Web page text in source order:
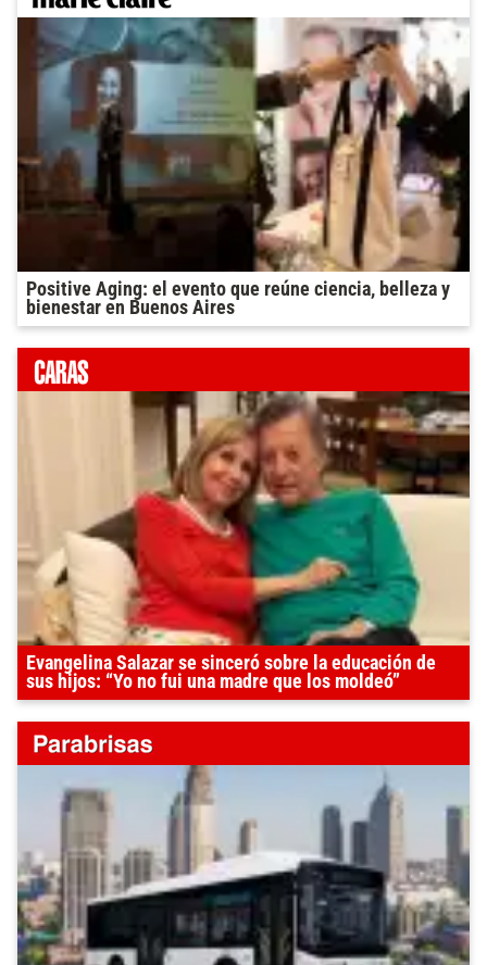
Positive Aging: el evento que reúne ciencia, belleza y
bienestar en Buenos Aires
Evangelina Salazar se sinceró sobre la educación de
sus hijos: “Yo no fui una madre que los moldeó”